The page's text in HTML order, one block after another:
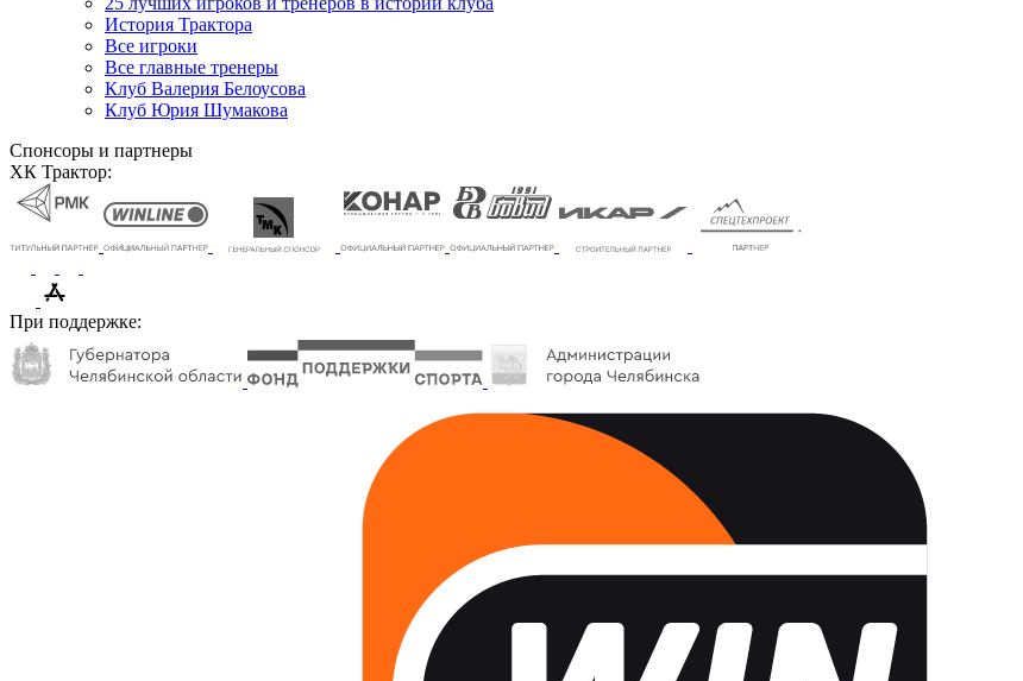
История Трактора
Все игроки
Все главные тренеры
Клуб Валерия Белоусова
Клуб Юрия Шумакова
Спонсоры и партнеры
ХК Трактор:
При поддержке: